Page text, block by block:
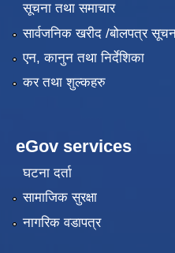
सूचना तथा समाचार
सार्वजनिक खरीद /बोलपत्र
एन, कानुन तथा निर्देशिका
कर तथा शुल्कहरु
eGov services
घटना दर्ता
सामाजिक सुरक्षा
नागरिक वडापत्र